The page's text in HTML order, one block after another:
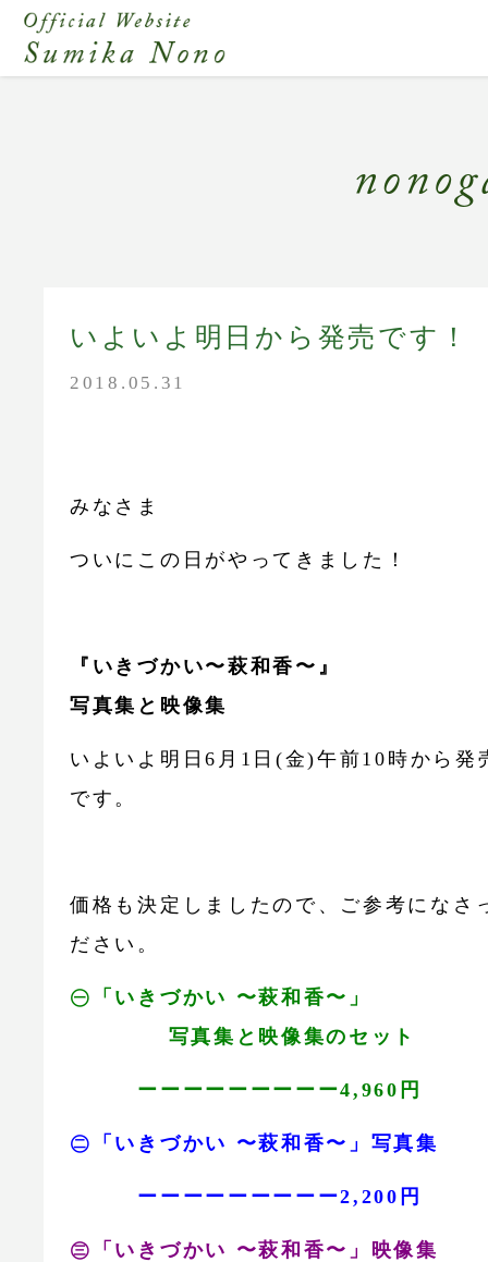
いよいよ明日から発売です！
2018.05.31
みなさま
ついにこの日がやってきました！
『いきづかい〜萩和香〜』
写真集と映像集
いよいよ明日6月1日(金)午前10時から発
です。
価格も決定しましたので、ご参考になさ
ださい。
㊀「いきづかい 〜萩和香〜」
写真集と映像集のセット
ーーーーーーーーー4,960円
㊁「いきづかい 〜萩和香〜」写真集
ーーーーーーーーー2,200円
㊂「いきづかい 〜萩和香〜」映像集